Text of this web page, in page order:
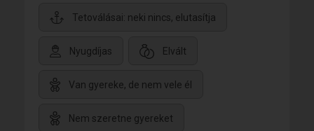
Tetoválásai: neki nincs, elutasítja
Nyugdíjas Elvált
Van gyereke, de nem vele él
Nem szeretne gyereket